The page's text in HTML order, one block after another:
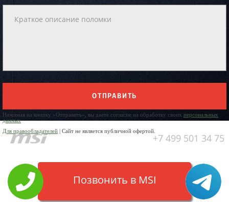
ОТПРАВИТЬ
Нажимая на кнопку «Отправить», вы даете согласие на обработку своих персональных
данных
Для правообладателей | Сайт не является публичной офертой.
+7 499 501 34 75
Позвонить в MSI